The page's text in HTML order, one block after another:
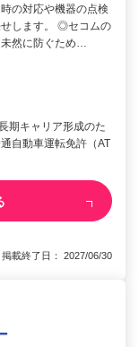
の対応や機器の点検
します。 ◎セコムの
然に防ぐため…
期キャリア形成のた
自動車運転免許（AT
載終了日： 2027/06/30